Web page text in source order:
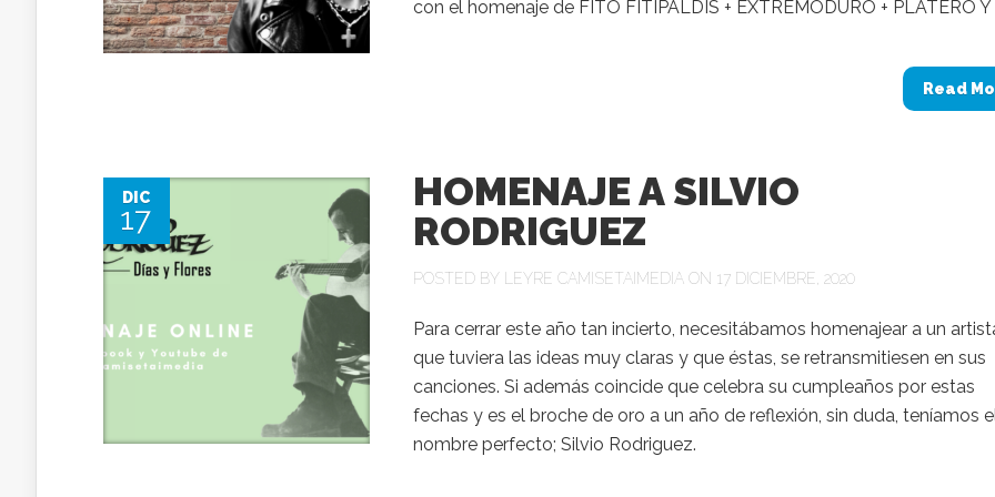
con el homenaje de FITO FITIPALDIS + EXTREMODURO + PLATERO Y
Read
DIC
17
HOMENAJE A SILVIO
RODRIGUEZ
POSTED BY LEYRE CAMISETAIMEDIA ON 17 DICIEMBRE, 2020
Para cerrar este año tan incierto, necesitábamos homenajear a un
que tuviera las ideas muy claras y que éstas, se retransmitiesen en sus
canciones. Si además coincide que celebra su cumpleaños por estas
fechas y es el broche de oro a un año de reflexión, sin duda, teníamos
nombre perfecto; Silvio Rodriguez.